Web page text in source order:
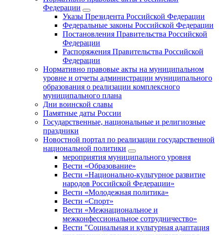
Федерации
Указы Президента Российской Федерации
Федеральные законы Российской Федерации
Постановления Правительства Российской
Федерации
Распоряжения Правительства Российской
Федерации
Нормативно правовые акты на муниципальном
уровне и отчеты администрации муниципального
образования о реализации комплексного
муниципального плана
Дни воинской славы
Памятные даты России
Государственные, национальные и религиозные
праздники
Новостной портал по реализации государственной
национальной политики
мероприятия муниципального уровня
Вести «Образование»
Вести «Национально-культурное развитие
народов Российской Федерации»
Вести «Молодежная политика»
Вести «Спорт»
Вести «Межнациональное и
межконфессиональное сотрудничество»
Вести "Социальная и культурная адаптация